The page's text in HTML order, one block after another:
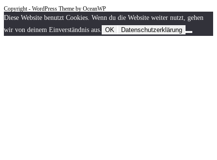
Copyright - WordPress Theme by OceanWP
Diese Website benutzt Cookies. Wenn du die Website weiter nutzt, gehen
wir von deinem Einverständnis aus.
OK Datenschutzerklärung